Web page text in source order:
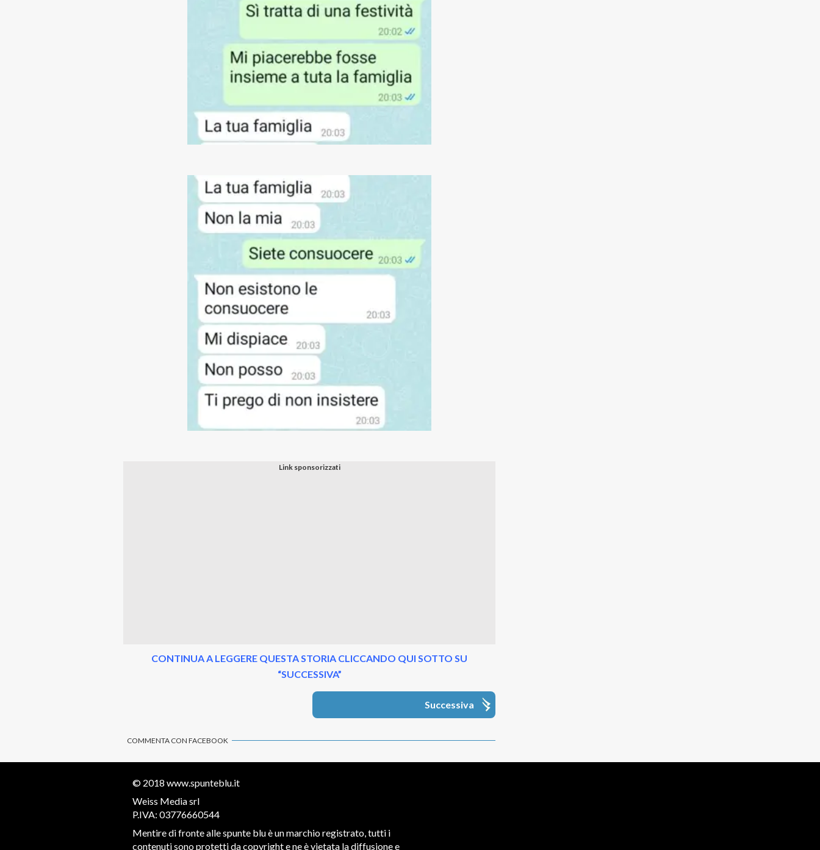
CONTINUA A LEGGERE QUESTA STORIA CLICCANDO QUI SOTTO SU
“SUCCESSIVA”
Successiva
COMMENTA CON FACEBOOK
© 2018 www.spunteblu.it
Weiss Media srl
P.IVA: 03776660544
Mentire di fronte alle spunte blu è un marchio registrato, tutti i
contenuti sono protetti da copyright e ne è vietata la diffusione e